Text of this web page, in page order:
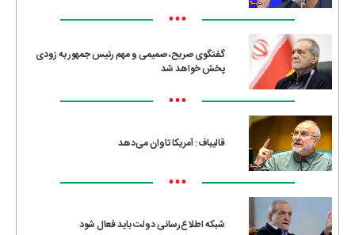
•••
گفتگوی صریح، صمیمی و مهم رئیس جمهور به زودی
پخش خواهد شد
•••
قالیباف: آمریکا تاوان می‌دهد
•••
شبکه اطلاع‌رسانی دولت باید فعال شود